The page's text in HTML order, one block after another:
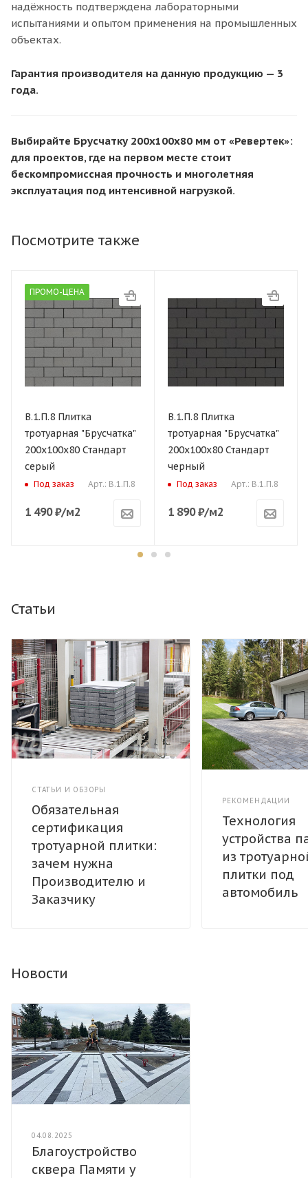
надёжность подтверждена лабораторными
испытаниями и опытом применения на промышленных
объектах.
Гарантия производителя на данную продукцию — 3
года.
Выбирайте Брусчатку 200х100х80 мм от «Ревертек»:
для проектов, где на первом месте стоит
бескомпромиссная прочность и многолетняя
эксплуатация под интенсивной нагрузкой.
Посмотрите также
ПРОМО-ЦЕНА
В.1.П.8 Плитка
тротуарная "Брусчатка"
200х100х80 Стандарт
серый
Под заказ Арт.: В.1.П.8
1 490₽/м2
В.1.П.8 Плитка
тротуарная "Брусчатка"
200х100х80 Стандарт
черный
Под заказ Арт.: В.1.П.8
1 890₽/м2
Статьи
СТАТЬИ И ОБЗОРЫ
Обязательная
сертификация
тротуарной плитки:
зачем нужна
Производителю и
Заказчику
РЕКОМЕНДАЦИИ
Технология
устройства
из
плитки под
автомобиль
Новости
04.08.2025
Благоустройство
сквера Памяти у